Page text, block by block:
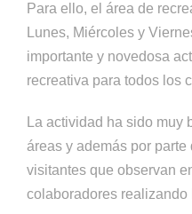
Para ello, el área de
Lunes, Miércoles y
importante y novedosa
recreativa para todos los
La actividad ha sido
áreas y además por
visitantes que observan
colaboradores realizando